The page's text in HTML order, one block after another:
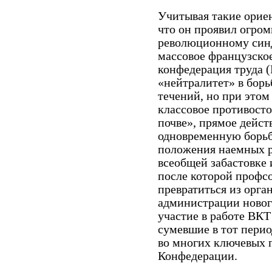
Учитывая такие
что он проявил
революционному
массовое
конфедерация труда
«нейтралитет» в
течений, но при
классовое
почве», прямое
одновременную
положения наемных
всеобщей
после которой
превратиться из
администрации
участие в работе
сумевшие в тот
во многих ключевых
Конфедерации.